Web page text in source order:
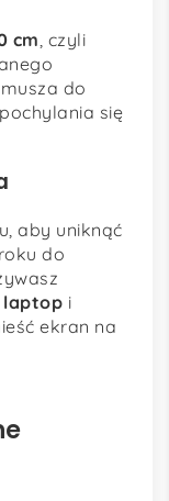
cm , czyli
do
się
aby uniknąć
do
laptop i
ekran na